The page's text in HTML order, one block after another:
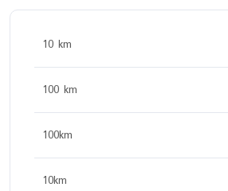
10 km
100 km
100km
10km